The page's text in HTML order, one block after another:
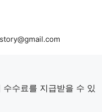
수료를 지급받을 수 있